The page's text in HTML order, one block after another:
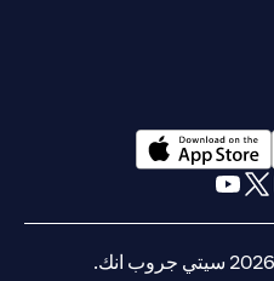
(opens in a new tab)